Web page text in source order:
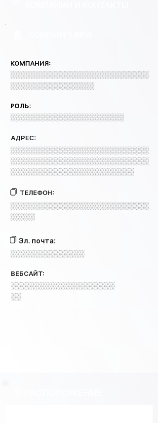
КОМПАНИЯ:
░░░░░░░░░░░░░░░░░░░░░░░░░░░░
░░░░░░░░░░░░░░░░░
РОЛЬ:
░░░░░░░░░░░░░░░░░░░░░░░
АДРЕС:
░░░░░░░░░░░░░░░░░░░░░░░░░░░░
░░░░░░░░░░░░░░░░░░░░░░░░░░░░
░░░░░░░░░░░░░░░░░░░░░░░░░
ТЕЛЕФОН:
░░░░░░░░░░░░░░░░░░░░░░░░░░░░
░░░░░
Эл. почта:
░░░░░░░░░░░░░░░
ВЕБСАЙТ:
░░░░░░░░░░░░░░░░░░░░░
░░